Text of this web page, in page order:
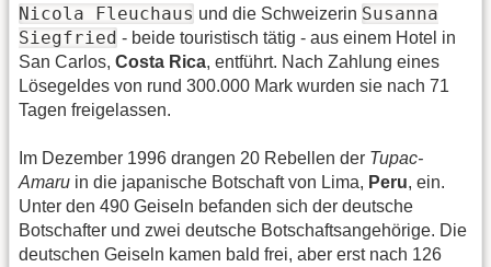
Nicola Fleuchaus und die Schweizerin Susanna
Siegfried - beide touristisch tätig - aus einem Hotel in
San Carlos, Costa Rica, entführt. Nach Zahlung eines
Lösegeldes von rund 300.000 Mark wurden sie nach 71
Tagen freigelassen.
Im Dezember 1996 drangen 20 Rebellen der Tupac-
Amaru in die japanische Botschaft von Lima, Peru, ein.
Unter den 490 Geiseln befanden sich der deutsche
Botschafter und zwei deutsche Botschaftsangehörige. Die
deutschen Geiseln kamen bald frei, aber erst nach 126